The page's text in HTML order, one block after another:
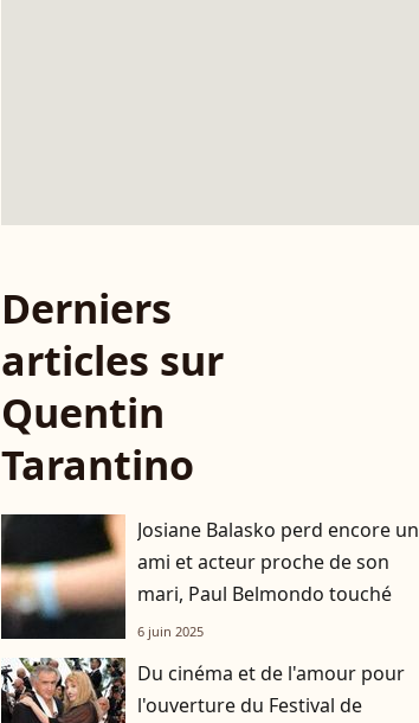
Derniers
articles sur
Quentin
Tarantino
Josiane Balasko perd encore un
ami et acteur proche de son
mari, Paul Belmondo touché
6 juin 2025
Du cinéma et de l'amour pour
l'ouverture du Festival de